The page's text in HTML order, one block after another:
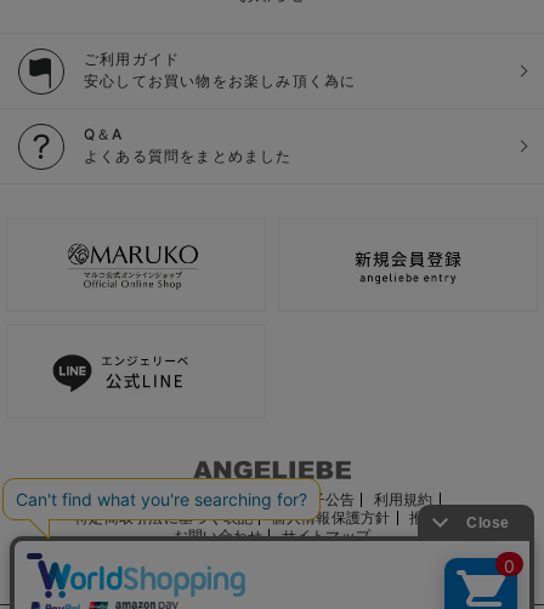
ご利用ガイド
安心してお買い物をお楽しみ頂く為に
Q＆A
よくある質問をまとめました
ご利用ガイド 会社概要 電子公告
利用規約
特定商取引法に基づく表記
個人情報保護方針
推奨環境
お問い合わせ
サイトマップ